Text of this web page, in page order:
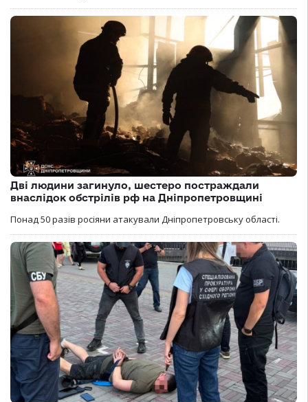
Дві людини загинуло, шестеро постраждали
внаслідок обстрілів рф на Дніпропетровщині
Понад 50 разів росіяни атакували Дніпропетровську області.